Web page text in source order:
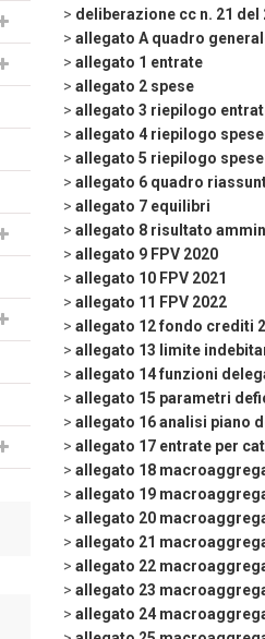
> deliberazione cc n. 21
> allegato A quadro
> allegato 1 entrate
> allegato 2 spese
> allegato 3 riepilogo
> allegato 4 riepilogo spese
> allegato 5 riepilogo
> allegato 6 quadro
> allegato 7 equilibri
> allegato 8 risultato
> allegato 9 FPV 2020
> allegato 10 FPV 2021
> allegato 11 FPV 2022
> allegato 12 fondo crediti
> allegato 13 limite
> allegato 14 funzioni
> allegato 15 parametri
> allegato 16 analisi piano
> allegato 17 entrate per
> allegato 18
> allegato 19
> allegato 20
> allegato 21
> allegato 22
> allegato 23
> allegato 24